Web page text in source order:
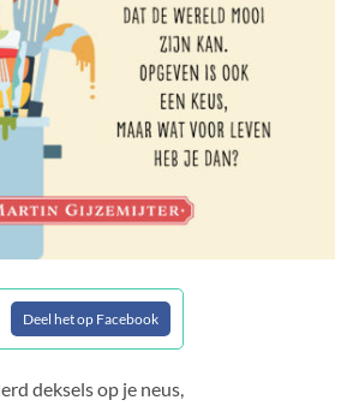
Deel het op Facebook
deksels op je neus,